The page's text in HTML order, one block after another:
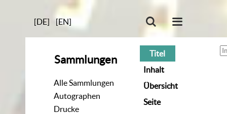
[DE] [EN]
Sammlungen
Alle Sammlungen
Autographen
Drucke
Titel
Inhalt
Übersicht
Seite